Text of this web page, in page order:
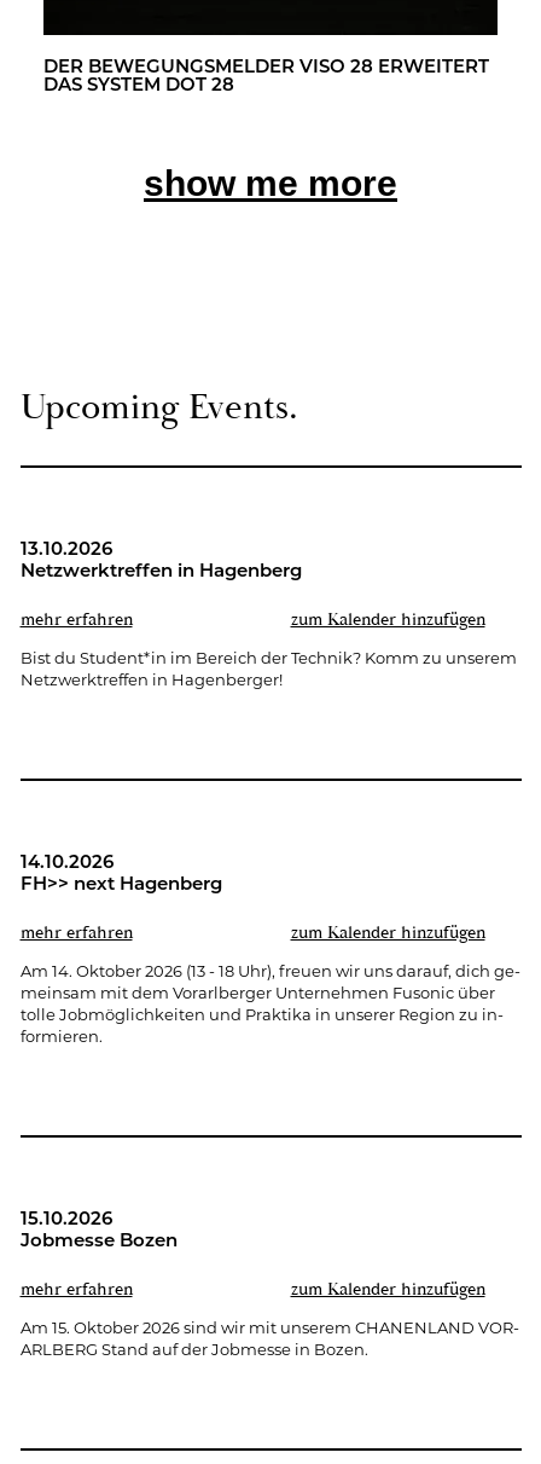
DER BE­WE­GUNGS­MEL­DER VISO 28 ER­WEI­TERT
DAS SYS­TEM DOT 28
show me more
Up­co­ming Events.
13.10.2026
Netz­werk­tref­fen in Ha­gen­berg
mehr er­fah­ren zum Ka­len­der hin­zu­fü­gen
Bist du Stu­dent*in im Be­reich der Tech­nik? Komm zu un­se­rem
Netz­werk­tref­fen in Ha­gen­ber­ger!
14.10.2026
FH>> next Ha­gen­berg
mehr er­fah­ren zum Ka­len­der hin­zu­fü­gen
Am 14. Ok­to­ber 2026 (13 - 18 Uhr), freu­en wir uns dar­auf, dich ge­
mein­sam mit dem Vor­arl­ber­ger Un­ter­neh­men Fu­so­nic über
tolle Job­mög­lich­kei­ten und Prak­ti­ka in un­se­rer Re­gi­on zu in­
for­mie­ren.
15.10.2026
Job­mes­se Bozen
mehr er­fah­ren zum Ka­len­der hin­zu­fü­gen
Am 15. Ok­to­ber 2026 sind wir mit un­se­rem CHA­NEN­LAND VOR­
ARL­BERG Stand auf der Job­mes­se in Bozen.